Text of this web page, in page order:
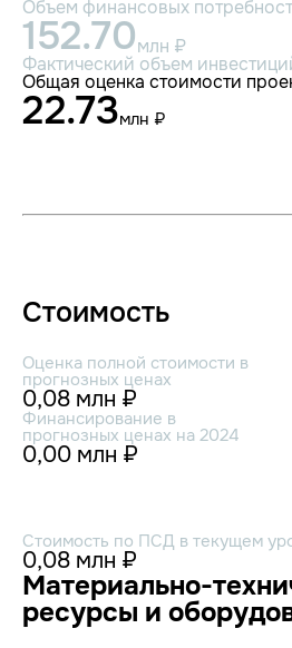
Объем финансовых
152.70млн ₽
Фактический объем
Общая оценка стоимости
22.73млн ₽
Стоимость
Оценка полной стоимости в
прогнозных ценах
0,08 млн ₽
Финансирование в
прогнозных ценах на 2024
0,00 млн ₽
Стоимость по ПСД в текущем
0,08 млн ₽
Материально-
ресурсы и